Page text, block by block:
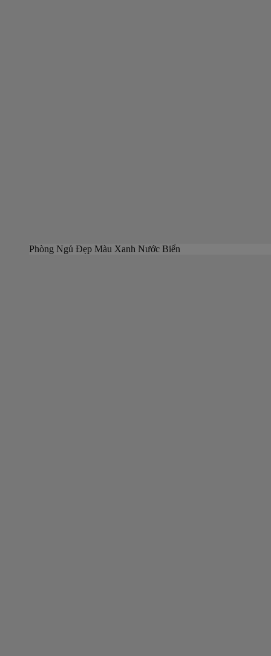
Phòng Ngủ Đẹp Màu Xanh Nước Biển